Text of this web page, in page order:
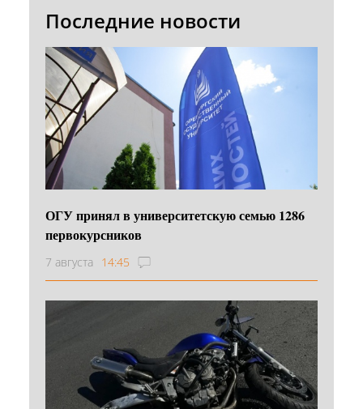
Последние новости
ОГУ принял в университетскую семью 1286
первокурсников
7 августа 14:45